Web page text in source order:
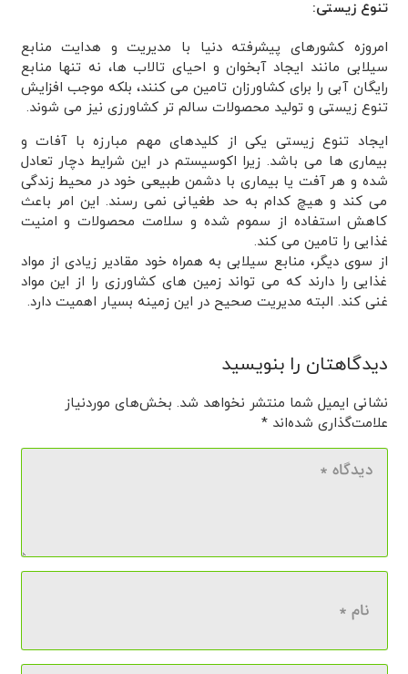
تنوع زیستی:
امروزه کشورهای پیشرفته دنیا با مدیریت و هدایت منابع
سیلابی مانند ایجاد آبخوان و احیای تالاب ها، نه تنها منابع
رایگان آبی را برای کشاورزان تامین می کنند، بلکه موجب افزایش
تنوع زیستی و تولید محصولات سالم تر کشاورزی نیز می شوند.
ایجاد تنوع زیستی یکی از کلیدهای مهم مبارزه با آفات و
بیماری ها می باشد. زیرا اکوسیستم در این شرایط دچار تعادل
شده و هر آفت یا بیماری با دشمن طبیعی خود در محیط زندگی
می کند و هیچ کدام به حد طغیانی نمی رسند. این امر باعث
کاهش استفاده از سموم شده و سلامت محصولات و امنیت
غذایی را تامین می کند.
از سوی دیگر، منابع سیلابی به همراه خود مقادیر زیادی از مواد
غذایی را دارند که می تواند زمین های کشاورزی را از این مواد
غنی کند. البته مدیریت صحیح در این زمینه بسیار اهمیت دارد.
دیدگاهتان را بنویسید
نشانی ایمیل شما منتشر نخواهد شد. بخش‌های موردنیاز
علامت‌گذاری شده‌اند*